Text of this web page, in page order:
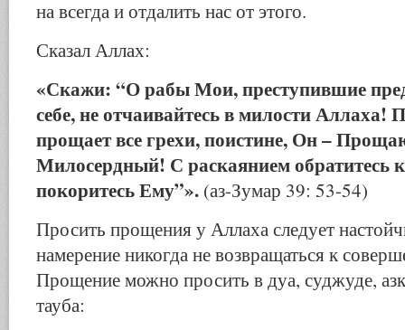
на всегда и отдалить нас от этого.
Сказал Аллах:
«Скажи: “О рабы Мои, преступившие
себе, не отчаивайтесь в милости Аллаха!
прощает все грехи, поистине, Он –
Милосердный! С раскаянием обратитесь
покоритесь Ему”». (аз-Зумар 39: 53-54)
Просить прощения у Аллаха следует
намерение никогда не возвращаться к
Прощение можно просить в дуа, суджуде,
тауба: